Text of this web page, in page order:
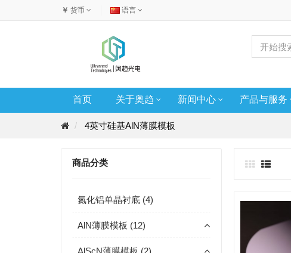
￥ 货币 语言
首页 关于奥趋 新闻中心 产品与服务
4英寸硅基AlN薄膜模板
商品分类
氮化铝单晶衬底 (4)
AlN薄膜模板 (12)
AlScN薄膜模板 (2)